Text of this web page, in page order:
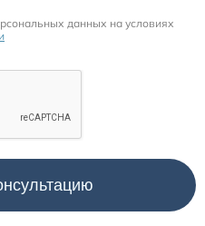
данных на условиях